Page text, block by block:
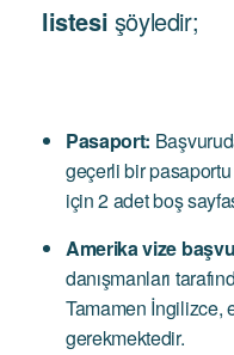
listesi şöyledir;
Pasaport:
geçerli bir pasaportu
için 2 adet boş
Amerika vize
danışmanları
Tamamen İngilizce,
gerekmektedir.